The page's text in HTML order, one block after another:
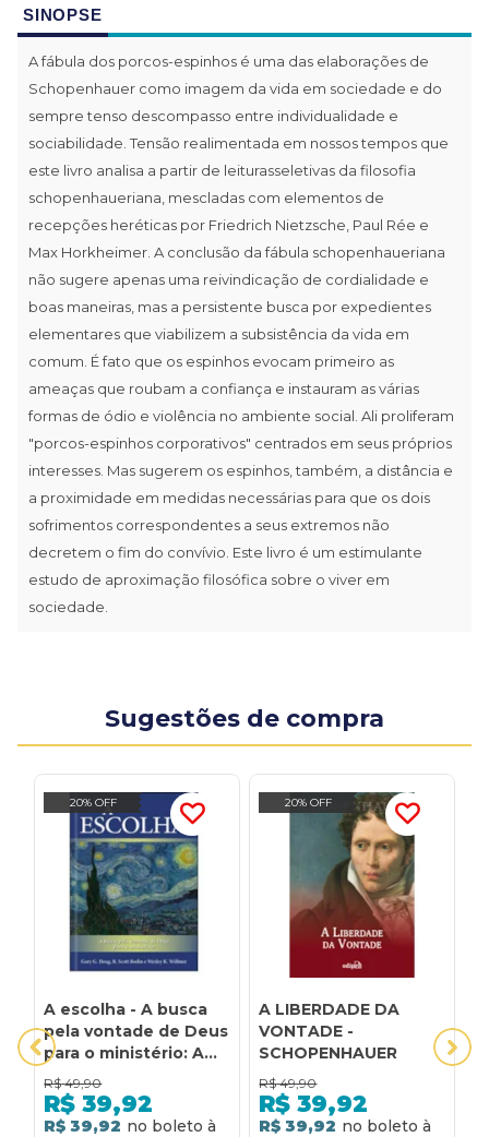
SINOPSE
A fábula dos porcos-espinhos é uma das elaborações de
Schopenhauer como imagem da vida em sociedade e do
sempre tenso descompasso entre individualidade e
sociabilidade. Tensão realimentada em nossos tempos que
este livro analisa a partir de leiturasseletivas da filosofia
schopenhaueriana, mescladas com elementos de
recepções heréticas por Friedrich Nietzsche, Paul Rée e
Max Horkheimer. A conclusão da fábula schopenhaueriana
não sugere apenas uma reivindicação de cordialidade e
boas maneiras, mas a persistente busca por expedientes
elementares que viabilizem a subsistência da vida em
comum. É fato que os espinhos evocam primeiro as
ameaças que roubam a confiança e instauram as várias
formas de ódio e violência no ambiente social. Ali proliferam
"porcos-espinhos corporativos" centrados em seus próprios
interesses. Mas sugerem os espinhos, também, a distância e
a proximidade em medidas necessárias para que os dois
sofrimentos correspondentes a seus extremos não
decretem o fim do convívio. Este livro é um estimulante
estudo de aproximação filosófica sobre o viver em
sociedade.
Sugestões de compra
20% OFF
A escolha - A busca
pela vontade de Deus
para o ministério: A
busca pela vontade
de Deus para o
ministério
R$ 49,90
R$ 39,92
R$ 39,92
20% OFF
A LIBERDADE DA
VONTADE -
SCHOPENHAUER
R$ 49,90
R$ 39,92
R$ 39,92